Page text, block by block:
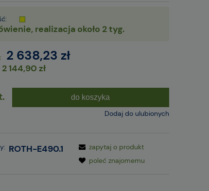
realizacja około 2 tyg.
2 638,23 zł
2 144,90 zł
do koszyka
Dodaj do ulubionych
ROTH-E490.1
zapytaj o produkt
poleć znajomemu